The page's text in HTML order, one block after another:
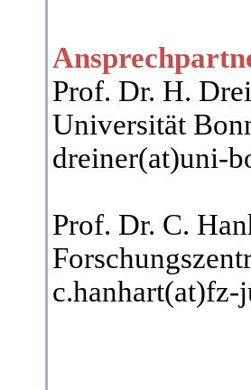
Prof. Dr. H.
Universität
dreiner(at)uni-
Prof. Dr. C.
c.hanhart(at)fz-